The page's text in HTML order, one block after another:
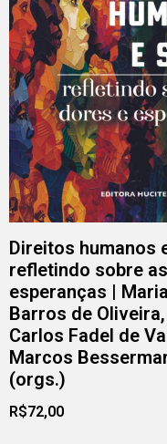
Direitos humanos
refletindo sobre
esperanças |
Barros de
Carlos Fadel de
Marcos
(orgs.)
R$72,00